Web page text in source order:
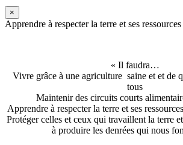
×
Apprendre à respecter la terre et ses
« Il faudra…
Vivre grâce à une agriculture saine et et de
tous
Maintenir des circuits courts
Apprendre à respecter la terre et ses
Protéger celles et ceux qui travaillent la terre
à produire les denrées qui nous